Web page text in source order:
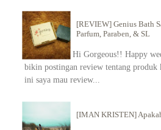
[REVIEW] Genius Bath
Parfum, Paraben, & SL
Hi Gorgeous!! Happy
bikin postingan review tentang
ini saya mau review...
[IMAN KRISTEN]